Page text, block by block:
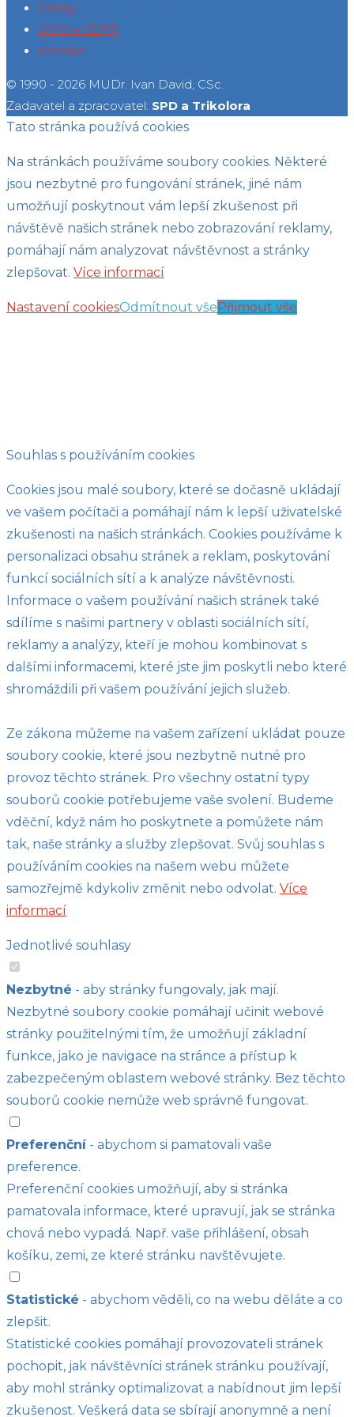
Články
OOÚ a GDPR
Kontakt
© 1990 - 2026 MUDr. Ivan David, CSc.
Zadavatel a zpracovatel: SPD a Trikolora
Tato stránka používá cookies
Na stránkách používáme soubory cookies. Některé
jsou nezbytné pro fungování stránek, jiné nám
umožňují poskytnout vám lepší zkušenost při
návštěvě našich stránek nebo zobrazování reklamy,
pomáhají nám analyzovat návštěvnost a stránky
zlepšovat. Více informací
Nastavení cookiesOdmítnout vše Přijmout vše
Souhlas s používáním cookies
Cookies jsou malé soubory, které se dočasně ukládají
ve vašem počítači a pomáhají nám k lepší uživatelské
zkušenosti na našich stránkách. Cookies používáme k
personalizaci obsahu stránek a reklam, poskytování
funkcí sociálních sítí a k analýze návštěvnosti.
Informace o vašem používání našich stránek také
sdílíme s našimi partnery v oblasti sociálních sítí,
reklamy a analýzy, kteří je mohou kombinovat s
dalšími informacemi, které jste jim poskytli nebo které
shromáždili při vašem používání jejich služeb.
Ze zákona můžeme na vašem zařízení ukládat pouze
soubory cookie, které jsou nezbytně nutné pro
provoz těchto stránek. Pro všechny ostatní typy
souborů cookie potřebujeme vaše svolení. Budeme
vděční, když nám ho poskytnete a pomůžete nám
tak, naše stránky a služby zlepšovat. Svůj souhlas s
používáním cookies na našem webu můžete
samozřejmě kdykoliv změnit nebo odvolat. Více
informací
Jednotlivé souhlasy
Nezbytné - aby stránky fungovaly, jak mají.
Nezbytné soubory cookie pomáhají učinit webové
stránky použitelnými tím, že umožňují základní
funkce, jako je navigace na stránce a přístup k
zabezpečeným oblastem webové stránky. Bez těchto
souborů cookie nemůže web správně fungovat.
Preferenční- abychom si pamatovali vaše
preference.
Preferenční cookies umožňují, aby si stránka
pamatovala informace, které upravují, jak se stránka
chová nebo vypadá. Např. vaše přihlášení, obsah
košíku, zemi, ze které stránku navštěvujete.
Statistické - abychom věděli, co na webu děláte a co
zlepšit.
Statistické cookies pomáhají provozovateli stránek
pochopit, jak návštěvníci stránek stránku používají,
aby mohl stránky optimalizovat a nabídnout jim lepší
zkušenost. Veškerá data se sbírají anonymně a není